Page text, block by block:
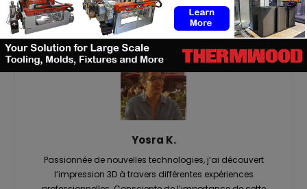
Yosra K.
Passionnée de nouvelles technologies, j’ai découvert
l’impression 3D à travers différentes expériences